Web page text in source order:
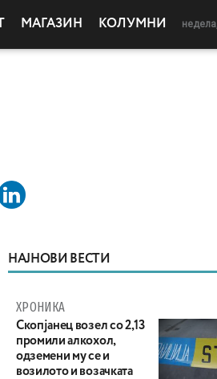
МАГАЗИН КОЛУМНИ
НАЈНОВИ ВЕСТИ
ХРОНИКА
Скопјанец возел со 2,13
промили алкохол,
одземени му се и
возилото и возачката